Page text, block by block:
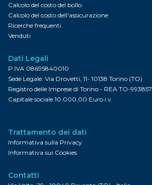
Calcolo del costo del bollo
Calcolo del costo dell'assicurazione
Ricerche frequenti
Venduti
Dati Legali
P.IVA 08695840010
Sede Legale: Via Drovetti, 11- 10138 Torino (TO)
Registro delle Imprese di Torino - REA TO-993857
Capitale sociale 10.000,00 Euro i.v.
Trattamento dei dati
Informativa sulla Privacy
Informativa sui Cookies
Contatti